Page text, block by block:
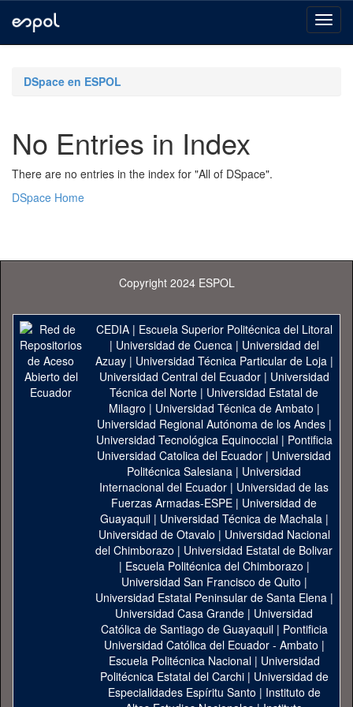
navigationDSpace en ESPOL
No Entries in Index
There are no entries in the index for "All of DSpace".
DSpace Home
Copyright 2024 ESPOL
CEDIA| Escuela Superior Politécnica del Litoral
| Universidad de Cuenca| Universidad del
Azuay| Universidad Técnica Particular de Loja|
Universidad Central del Ecuador| Universidad
Técnica del Norte | Universidad Estatal de
Milagro | Universidad Técnica de Ambato |
Universidad Regional Autónoma de los Andes|
Universidad Tecnológica Equinoccial| Pontificia
Universidad Catolica del Ecuador | Universidad
Politécnica Salesiana | Universidad
Internacional del Ecuador | Universidad de las
Fuerzas Armadas-ESPE | Universidad de
Guayaquil| Universidad Técnica de Machala|
Universidad de Otavalo | Universidad Nacional
del Chimborazo | Universidad Estatal de Bolivar
| Escuela Politécnica del Chimborazo |
Universidad San Francisco de Quito |
Universidad Estatal Peninsular de Santa Elena|
Universidad Casa Grande | Universidad
Católica de Santiago de Guayaquil| Pontificia
Universidad Católica del Ecuador - Ambato |
Escuela Politécnica Nacional| Universidad
Politécnica Estatal del Carchi| Universidad de
Especialidades Espíritu Santo | Instituto de